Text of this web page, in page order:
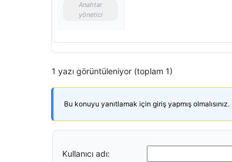
Anahtar
yönetici
1 yazı görüntüleniyor (toplam 1)
Bu konuyu yanıtlamak için giriş yapmış olmalısınız.
Kullanıcı adı: